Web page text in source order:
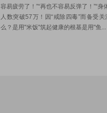
容易疲劳了！”“再也不容易反弹了！”“
人数突破57万！因“戒除四毒”而备受
么？是用"米饭"筑起健康的根基是用"鱼...